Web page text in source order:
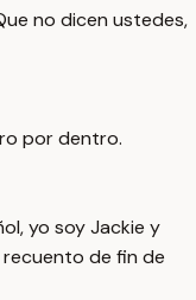
no dicen ustedes,
por dentro.
yo soy Jackie y
de fin de